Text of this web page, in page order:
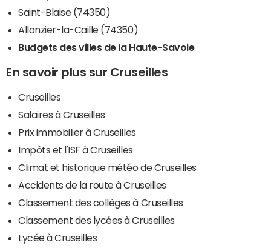
Saint-Blaise (74350)
Allonzier-la-Caille (74350)
Budgets des villes de la Haute-Savoie
En savoir plus sur Cruseilles
Cruseilles
Salaires à Cruseilles
Prix immobilier à Cruseilles
Impôts et l'ISF à Cruseilles
Climat et historique météo de Cruseilles
Accidents de la route à Cruseilles
Classement des collèges à Cruseilles
Classement des lycées à Cruseilles
Lycée à Cruseilles